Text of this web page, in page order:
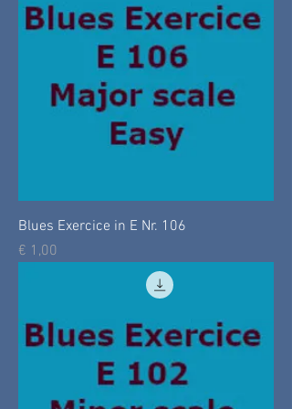
Blues Exercice in E Nr. 106
Prijs
€ 1,00